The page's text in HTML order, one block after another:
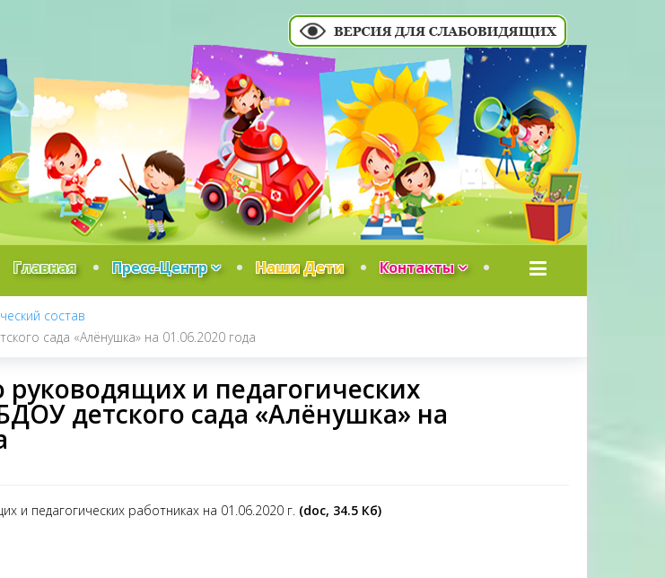
Главная Пресс-Центр Наши Дети Контакты
состав
сада «Алёнушка» на 01.06.2020 года
и педагогических
детского сада «Алёнушка» на
и педагогических работниках на 01.06.2020 г. (doc, 34.5 Кб)